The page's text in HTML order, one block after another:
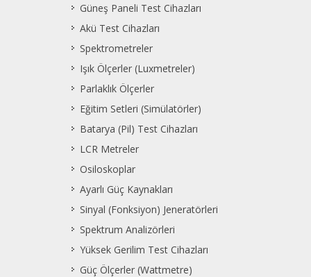
Güneş Paneli Test Cihazları
Akü Test Cihazları
Spektrometreler
Işık Ölçerler (Luxmetreler)
Parlaklık Ölçerler
Eğitim Setleri (Simülatörler)
Batarya (Pil) Test Cihazları
LCR Metreler
Osiloskoplar
Ayarlı Güç Kaynakları
Sinyal (Fonksiyon) Jeneratörleri
Spektrum Analizörleri
Yüksek Gerilim Test Cihazları
Güç Ölçerler (Wattmetre)